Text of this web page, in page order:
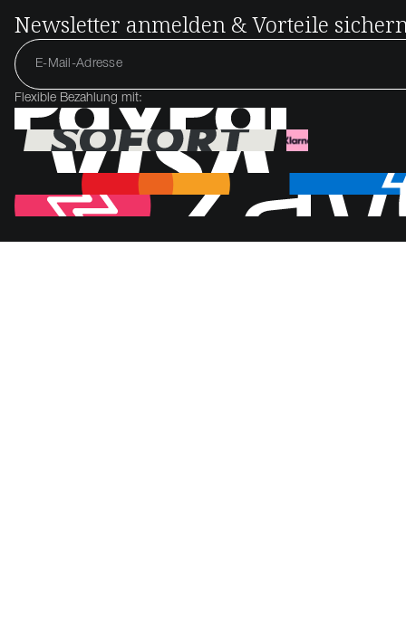
Newsletter anmelden & Vorteile
Flexible Bezahlung mit: